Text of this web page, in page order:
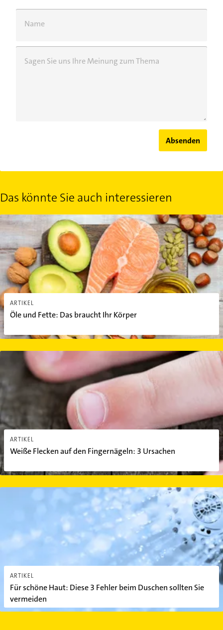
Name
Sagen Sie uns Ihre Meinung zum Thema
Absenden
Das könnte Sie auch interessieren
ARTIKEL
Öle und Fette: Das braucht Ihr Körper
Öle und Fette: Das braucht Ihr Körper
ARTIKEL
Weiße Flecken auf den Fingernägeln: 3 Ursachen
Weiße Flecken auf den Fingernägeln: 3 Ursachen
ARTIKEL
Für schöne Haut: Diese 3 Fehler beim Duschen sollten Sie
vermeiden
Für schöne Haut: Diese 3 Fehler beim Duschen sollten Sie